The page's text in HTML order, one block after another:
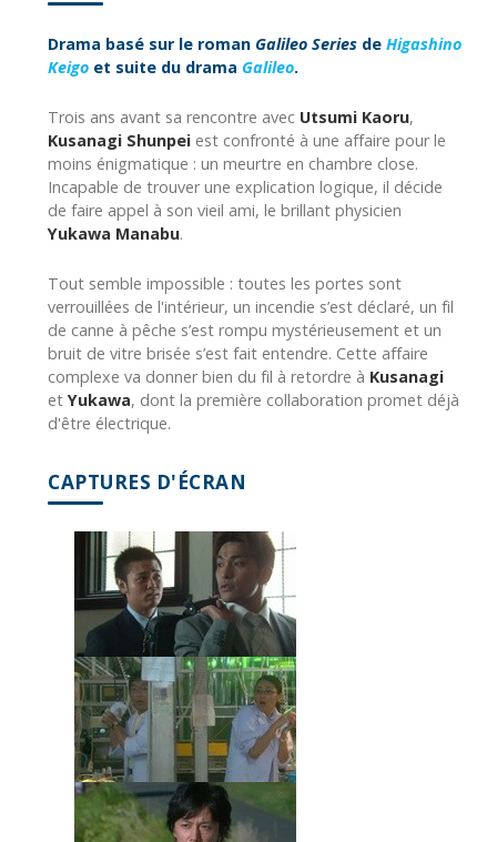
Drama basé sur le roman Galileo Series de Higashino
Keigo et suite du drama Galileo.
Trois ans avant sa rencontre avec Utsumi Kaoru,
Kusanagi Shunpei est confronté à une affaire pour le
moins énigmatique : un meurtre en chambre close.
Incapable de trouver une explication logique, il décide
de faire appel à son vieil ami, le brillant physicien
Yukawa Manabu.
Tout semble impossible : toutes les portes sont
verrouillées de l'intérieur, un incendie s’est déclaré, un fil
de canne à pêche s’est rompu mystérieusement et un
bruit de vitre brisée s’est fait entendre. Cette affaire
complexe va donner bien du fil à retordre à Kusanagi
etYukawa, dont la première collaboration promet déjà
d'être électrique.
CAPTURES D'ÉCRAN